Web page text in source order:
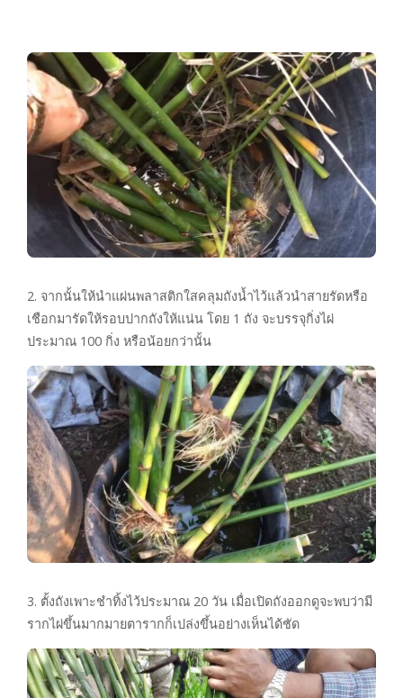
2. จากนั้นให้นำแผ่นพลาสติกใสคลุมถังน้ำไว้แล้วนำสายรัดหรือ
เชือกมารัดให้รอบปากถังให้แน่น โดย 1 ถัง จะบรรจุกิ่งไผ่
ประมาณ 100 กิ่ง หรือน้อยกว่านั้น
3. ตั้งถังเพาะชำทิ้งไว้ประมาณ 20 วัน เมื่อเปิดถังออกดูจะพบว่ามี
รากไผ่ขึ้นมากมายตารากก็เปล่งขึ้นอย่างเห็นได้ชัด